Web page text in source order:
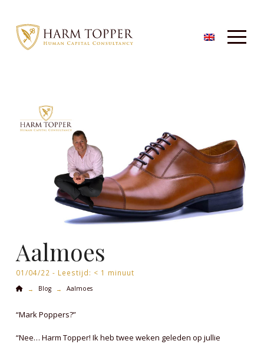
Aalmoes
01/04/22 - Leestijd: < 1 minuut
Home
→ Blog → Aalmoes
“Mark Poppers?”
“Nee… Harm Topper! Ik heb twee weken geleden op jullie